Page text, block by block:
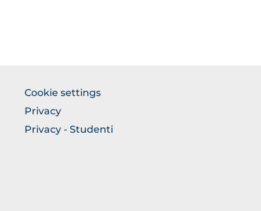
FOOTER
COLONNA
DESTRA
Cookie settings
Privacy
Privacy - Studenti